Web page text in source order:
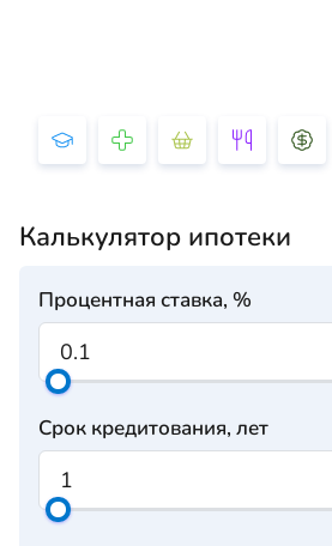
Калькулятор ипотеки
Процентная ставка, %
Срок кредитования, лет